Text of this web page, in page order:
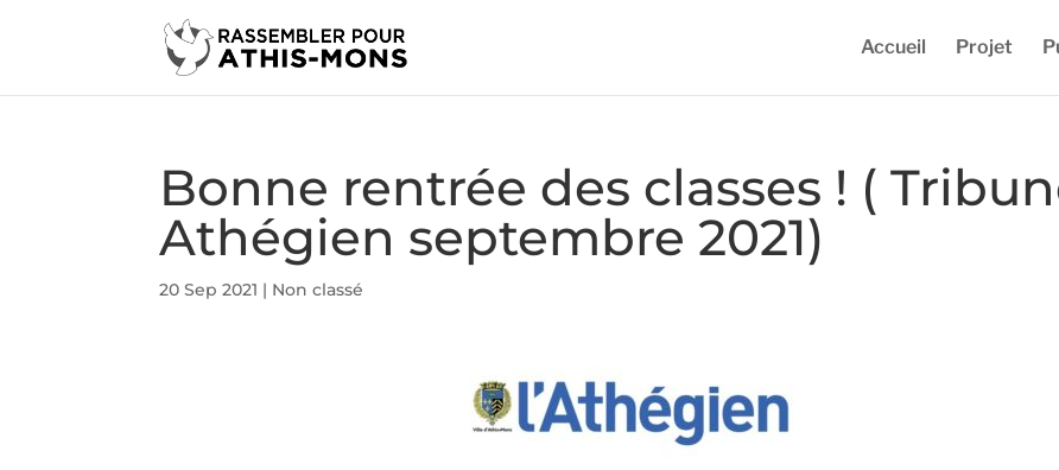
Accueil Projet
Bonne rentrée des classes ! (
Athégien septembre 2021)
20 Sep 2021 | Non classé